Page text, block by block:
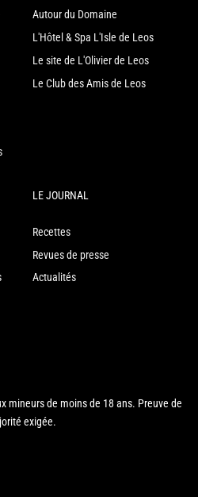
Autour du Domaine
L'Hôtel & Spa L'Isle de Leos
Le site de L'Olivier de Leos
Le Club des Amis de Leos
LE JOURNAL
Recettes
Revues de presse
Actualités
mineurs de moins de 18 ans. Preuve de
exigée.